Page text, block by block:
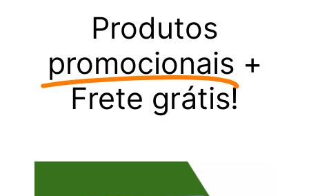
Produtos
promocionais +
Frete grátis!